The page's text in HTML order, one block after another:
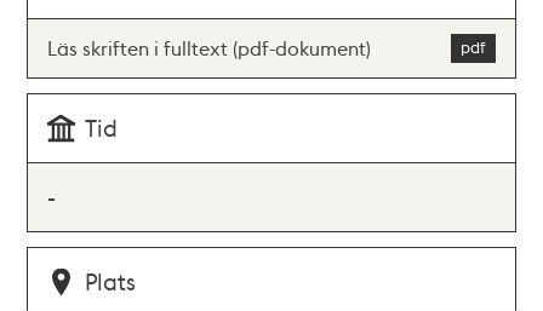
Läs skriften i fulltext (pdf-dokument)
Tid
-
Plats